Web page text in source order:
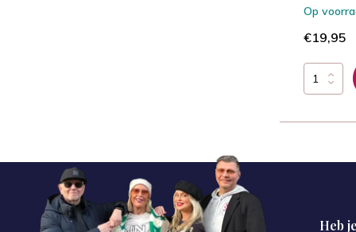
Op
€19,95
Heb